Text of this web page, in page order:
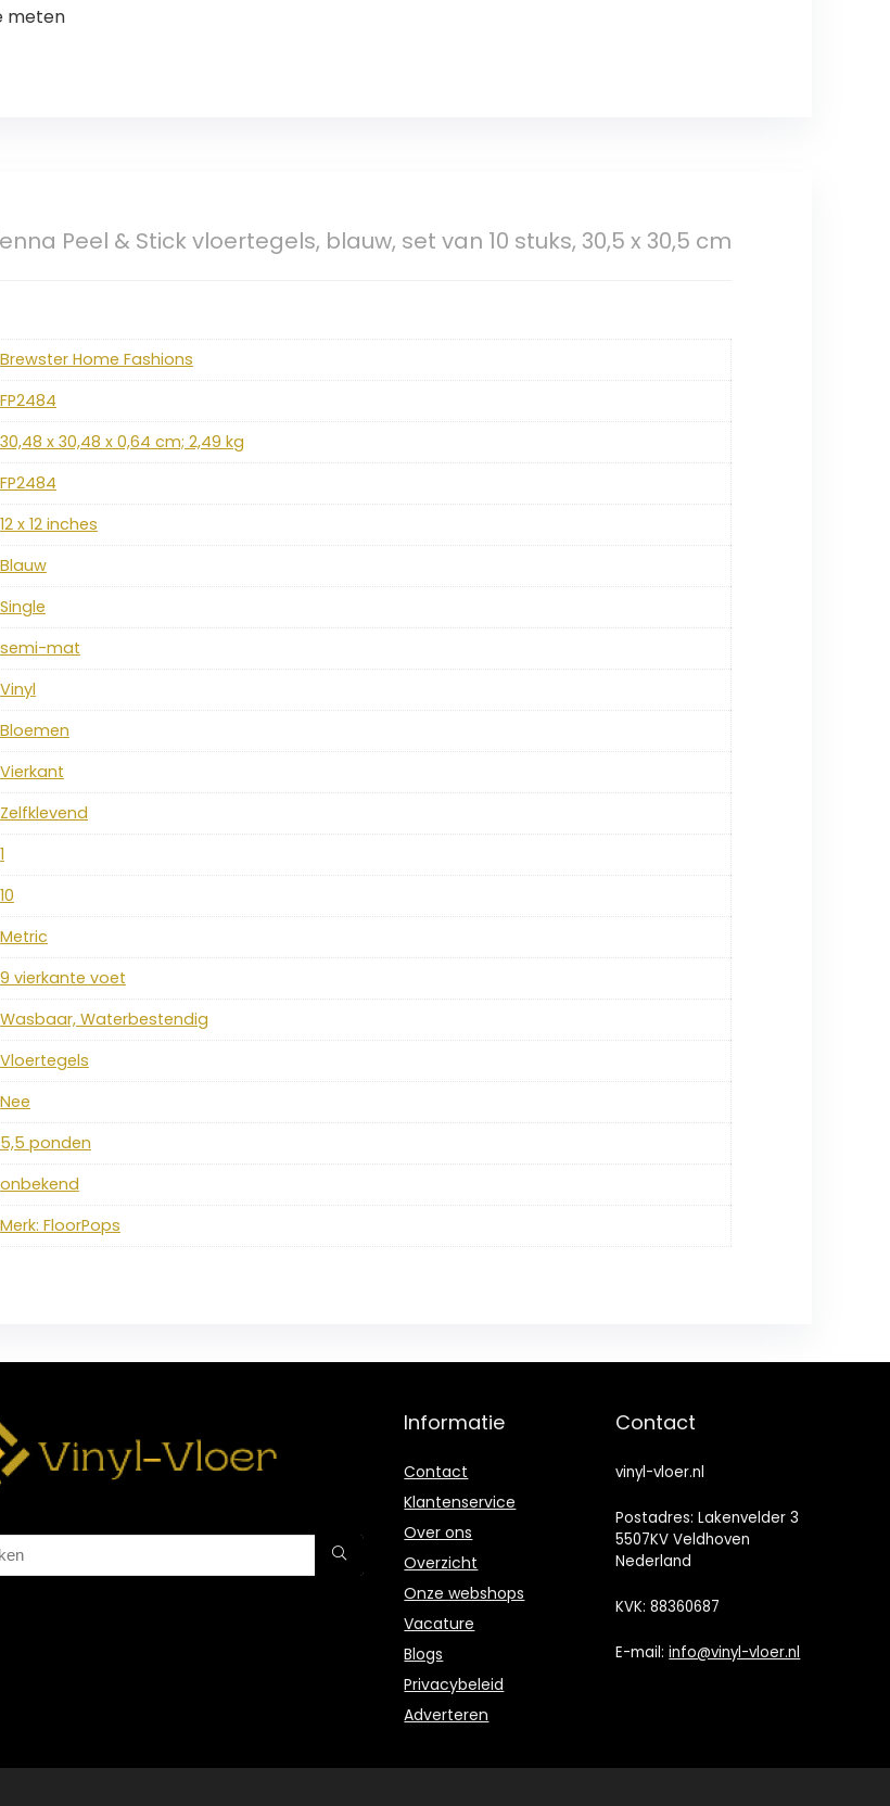
meten
Peel & Stick vloertegels, blauw, set van 10 stuks, 30,5 x 30,5 cm
‎Brewster Home Fashions
‎FP2484
‎30,48 x 30,48 x 0,64 cm; 2,49 kg
‎FP2484
‎12 x 12 inches
‎Blauw
‎Single
‎semi-mat
‎Vinyl
‎Bloemen
‎Vierkant
‎Zelfklevend
‎1
‎10
‎Metric
‎9 vierkante voet
‎Wasbaar, Waterbestendig
‎Vloertegels
‎Nee
‎5,5 ponden
‎onbekend
Merk: FloorPops
Informatie
Contact
Klantenservice
Over ons
Overzicht
Onze webshops
Vacature
Blogs
Privacybeleid
Adverteren
Contact
vinyl-vloer.nl
Postadres: Lakenvelder 3
5507KV Veldhoven
Nederland
KVK: 88360687
E-mail:info@vinyl-vloer.nl